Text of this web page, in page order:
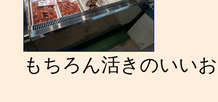
もちろん活きのいい